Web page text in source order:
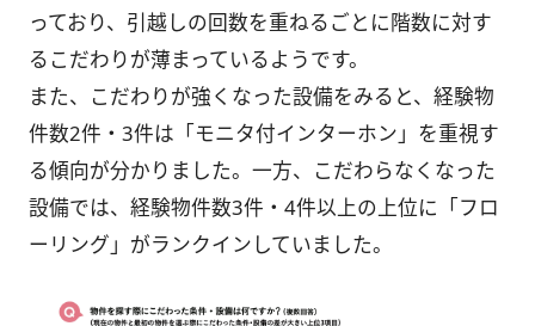
っており、引越しの回数を重ねるごとに階数に対す
るこだわりが薄まっているようです。
また、こだわりが強くなった設備をみると、経験物
件数2件・3件は「モニタ付インターホン」を重視す
る傾向が分かりました。一方、こだわらなくなった
設備では、経験物件数3件・4件以上の上位に「フロ
ーリング」がランクインしていました。